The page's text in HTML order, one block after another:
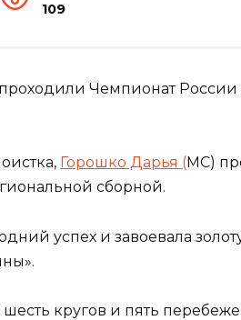
109
Чемпионат
Горошко Дарья (МС)
сборной.
успех и завоевала
кругов и пять